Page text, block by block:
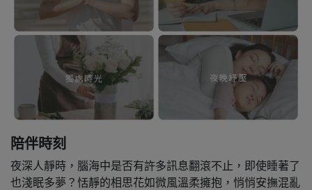
陪伴時刻
夜深人靜時，腦海中是否有許多訊息翻滾不止，即使睡著了
也淺眠多夢？恬靜的相思花如微風溫柔擁抱，悄悄安撫混亂